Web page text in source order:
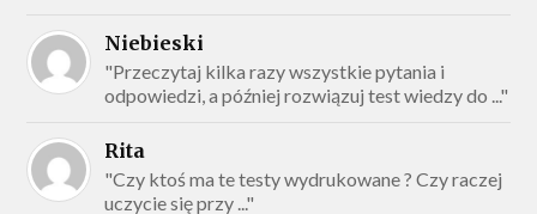
Niebieski
"Przeczytaj kilka razy wszystkie pytania i
odpowiedzi, a później rozwiązuj test wiedzy do ..."
Rita
"Czy ktoś ma te testy wydrukowane ? Czy raczej
uczycie się przy ..."